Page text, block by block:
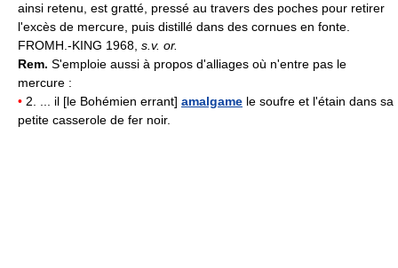
ainsi retenu, est gratté, pressé au travers des poches pour retirer
l'excès de mercure, puis distillé dans des cornues en fonte.
FROMH.-KING 1968, s.v. or.
Rem. S'emploie aussi à propos d'alliages où n'entre pas le
mercure :
• 2. ... il [le Bohémien errant] amalgame le soufre et l'étain dans sa
petite casserole de fer noir.